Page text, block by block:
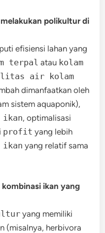
polikultur di
efisiensi lahan yang
terpal atau kolam
air kolam
dimanfaatkan oleh
sistem aquaponik),
ikan, optimalisasi
profit yang lebih
ikan yang relatif sama
kombinasi ikan yang
yang memiliki
(misalnya, herbivora